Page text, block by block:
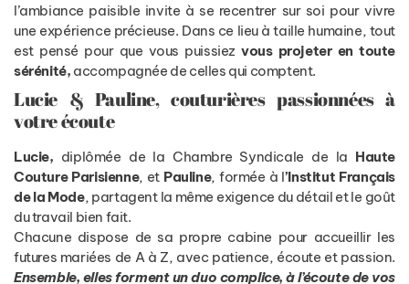
l’ambiance paisible invite à se recentrer sur soi pour vivre
une expérience précieuse. Dans ce lieu à taille humaine, tout
est pensé pour que vous puissiezvous projeter en toute
sérénité, accompagnée de celles qui comptent.
Lucie & Pauline, couturières passionnées à
votre écoute
Lucie, diplômée de la Chambre Syndicale de la Haute
Couture Parisienne, et Pauline, formée à l’Institut Français
de la Mode, partagent la même exigence du détail et le goût
du travail bien fait.
Chacune dispose de sa propre cabine pour accueillir les
futures mariées de A à Z, avec patience, écoute et passion.
Ensemble, elles forment un duo complice, à l’écoute de vos